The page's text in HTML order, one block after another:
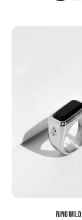
Ring WILD